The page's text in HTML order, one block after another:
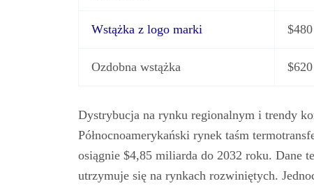
Wstążka z logo marki
Ozdobna wstążka
Dystrybucja na rynku regionalnym i trendy
Północnoamerykański rynek taśm
osiągnie $4,85 miliarda do 2032 roku. Dane
utrzymuje się na rynkach rozwiniętych.